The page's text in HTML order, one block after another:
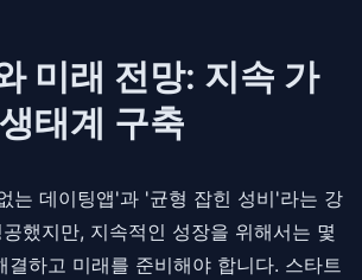
미래 전망: 지속 가
태계 구축
는 데이팅앱'과 '균형 잡힌 성비'라는 강
했지만, 지속적인 성장을 위해서는 몇
결하고 미래를 준비해야 합니다. 스타트